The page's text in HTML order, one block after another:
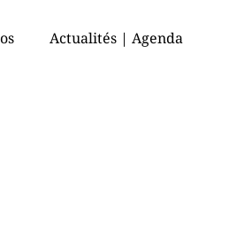
Actualités | Agenda